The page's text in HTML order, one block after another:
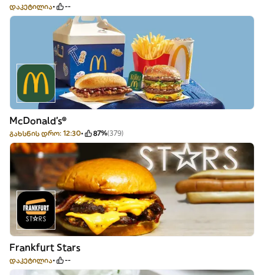
დაკეტილია --
McDonald's®
გახსნის დრო: 12:30 87%(379)
Frankfurt Stars
დაკეტილია --